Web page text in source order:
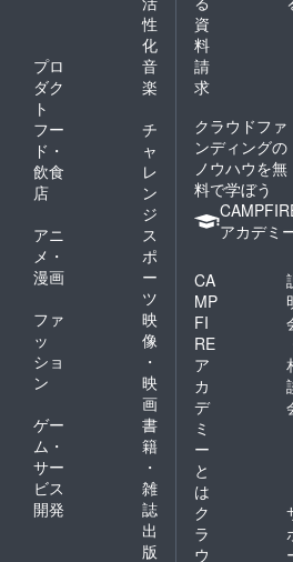
性
化
プロ
ダク
ト
音
楽
フー
ド・
飲食
店
チ
ャ
レ
ン
ジ
アニ
メ・
漫画
ス
ポ
ー
ツ
ファ
ッ
ショ
ン
映
像
・
映
画
ゲー
ム・
サー
ビス
開発
書
籍
・
雑
誌
出
版
資
料
請
求
クラウドファ
ンディングの
ノウハウを無
料で学ぼう
アカデミ
CA
MP
FI
RE
ア
カ
デ
ミ
ー
と
は
ク
ラ
ウ